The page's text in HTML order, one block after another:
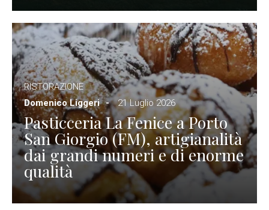
RISTORAZIONE
Domenico Liggeri
21 Luglio 2026
Pasticceria La Fenice a Porto
San Giorgio (FM), artigianalità
dai grandi numeri e di enorme
qualità